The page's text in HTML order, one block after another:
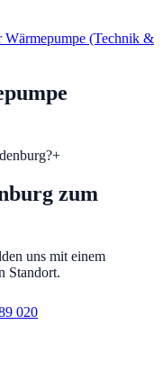
Wärmepumpe (Technik &
+
zum
uns mit einem
Standort.
020